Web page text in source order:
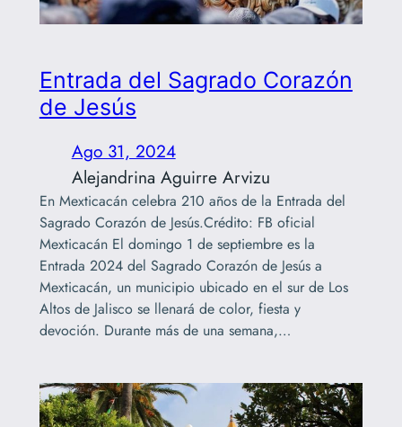
Entrada del Sagrado Corazón
de Jesús
Ago 31, 2024
Alejandrina Aguirre Arvizu
En Mexticacán celebra 210 años de la Entrada del
Sagrado Corazón de Jesús.Crédito: FB oficial
Mexticacán El domingo 1 de septiembre es la
Entrada 2024 del Sagrado Corazón de Jesús a
Mexticacán, un municipio ubicado en el sur de Los
Altos de Jalisco se llenará de color, fiesta y
devoción. Durante más de una semana,…